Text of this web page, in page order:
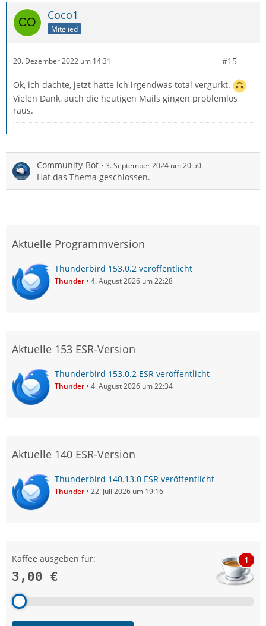
Coco1
Mitglied
20. Dezember 2022 um 14:31 #15
Ok, ich dachte, jetzt hätte ich irgendwas total vergurkt.
Vielen Dank, auch die heutigen Mails gingen problemlos
raus.
Community-Bot 3. September 2024 um 20:50
Hat das Thema geschlossen.
Aktuelle Programmversion
Thunderbird 153.0.2 veröffentlicht
Thunder 4. August 2026 um 22:28
Aktuelle 153 ESR-Version
Thunderbird 153.0.2 ESR veröffentlicht
Thunder 4. August 2026 um 22:34
Aktuelle 140 ESR-Version
Thunderbird 140.13.0 ESR veröffentlicht
Thunder 22. Juli 2026 um 19:16
Kaffee ausgeben für:
3,00 €
1